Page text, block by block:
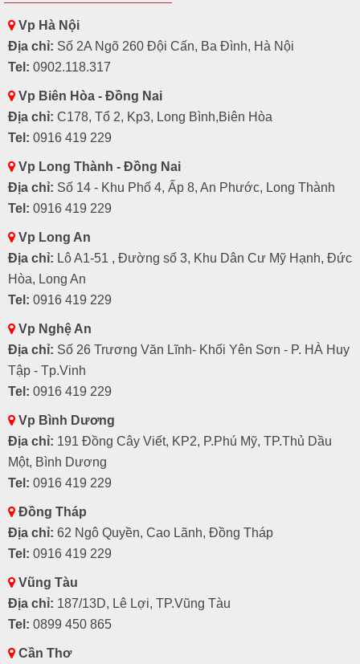
Vp Hà Nội
Địa chỉ: Số 2A Ngõ 260 Đội Cấn, Ba Đình, Hà Nội
Tel: 0902.118.317
Vp Biên Hòa - Đồng Nai
Địa chỉ: C178, Tổ 2, Kp3, Long Bình,Biên Hòa
Tel: 0916 419 229
Vp Long Thành - Đồng Nai
Địa chỉ: Số 14 - Khu Phố 4, Ấp 8, An Phước, Long Thành
Tel: 0916 419 229
Vp Long An
Địa chỉ: Lô A1-51 , Đường số 3, Khu Dân Cư Mỹ Hạnh, Đức
Hòa, Long An
Tel: 0916 419 229
Vp Nghệ An
Địa chỉ: Số 26 Trương Văn Lĩnh- Khối Yên Sơn - P. HÀ Huy
Tập - Tp.Vinh
Tel: 0916 419 229
Vp Bình Dương
Địa chỉ: 191 Đồng Cây Viết, KP2, P.Phú Mỹ, TP.Thủ Dầu
Một, Bình Dương
Tel: 0916 419 229
Đồng Tháp
Địa chỉ: 62 Ngô Quyền, Cao Lãnh, Đồng Tháp
Tel: 0916 419 229
Vũng Tàu
Địa chỉ: 187/13D, Lê Lợi, TP.Vũng Tàu
Tel: 0899 450 865
Cần Thơ